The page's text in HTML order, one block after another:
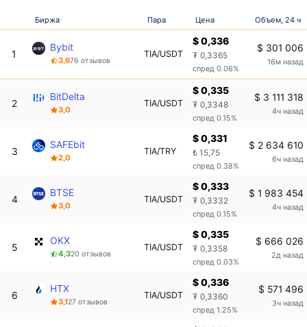
Биржа Пара Цена Объем, 24 ч
1
Bybit
3,676 отзывов
TIA/USDT
$ 0,336
₮ 0,3365
спред 0.06%
$ 301 006
16м назад
2
BitDelta
3,0
TIA/USDT
$ 0,335
₮ 0,3348
спред 0.15%
$ 3 111 318
4ч назад
3
SAFEbit
2,0
TIA/TRY
$ 0,331
₺ 15,75
спред 0.38%
$ 2 634 610
6ч назад
4
BTSE
3,0
TIA/USDT
$ 0,333
₮ 0,3332
спред 0.15%
$ 1 983 454
4ч назад
5
OKX
4,320 отзывов
TIA/USDT
$ 0,335
₮ 0,3358
спред 0.03%
$ 666 026
2д назад
6
HTX
3,127 отзывов
TIA/USDT
$ 0,336
₮ 0,3360
спред 1.25%
$ 571 496
3ч назад